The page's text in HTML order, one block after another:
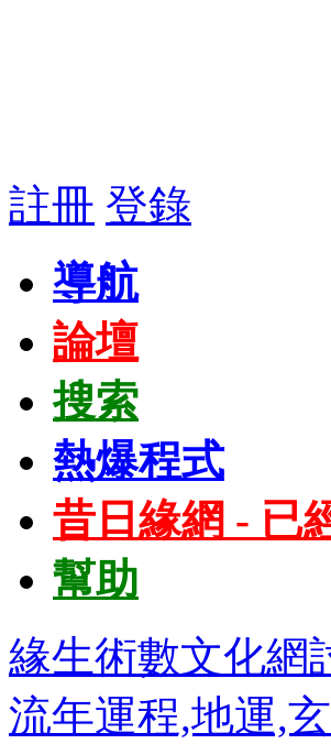
註冊 登錄
導航
論壇
搜索
熱爆程式
昔日緣網 - 已
幫助
緣生術數文化網
流年運程,地運,